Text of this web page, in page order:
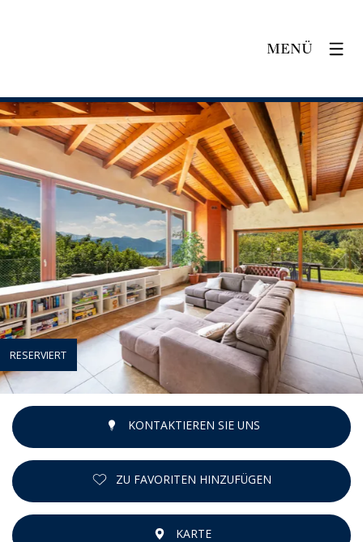
MENÜ
RESERVIERT
KONTAKTIEREN SIE UNS
ZU FAVORITEN HINZUFÜGEN
KARTE